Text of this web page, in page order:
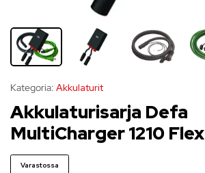
Kategoria: Akkulaturit
Akkulaturisarja Defa
MultiCharger 1210 Flex
Varastossa